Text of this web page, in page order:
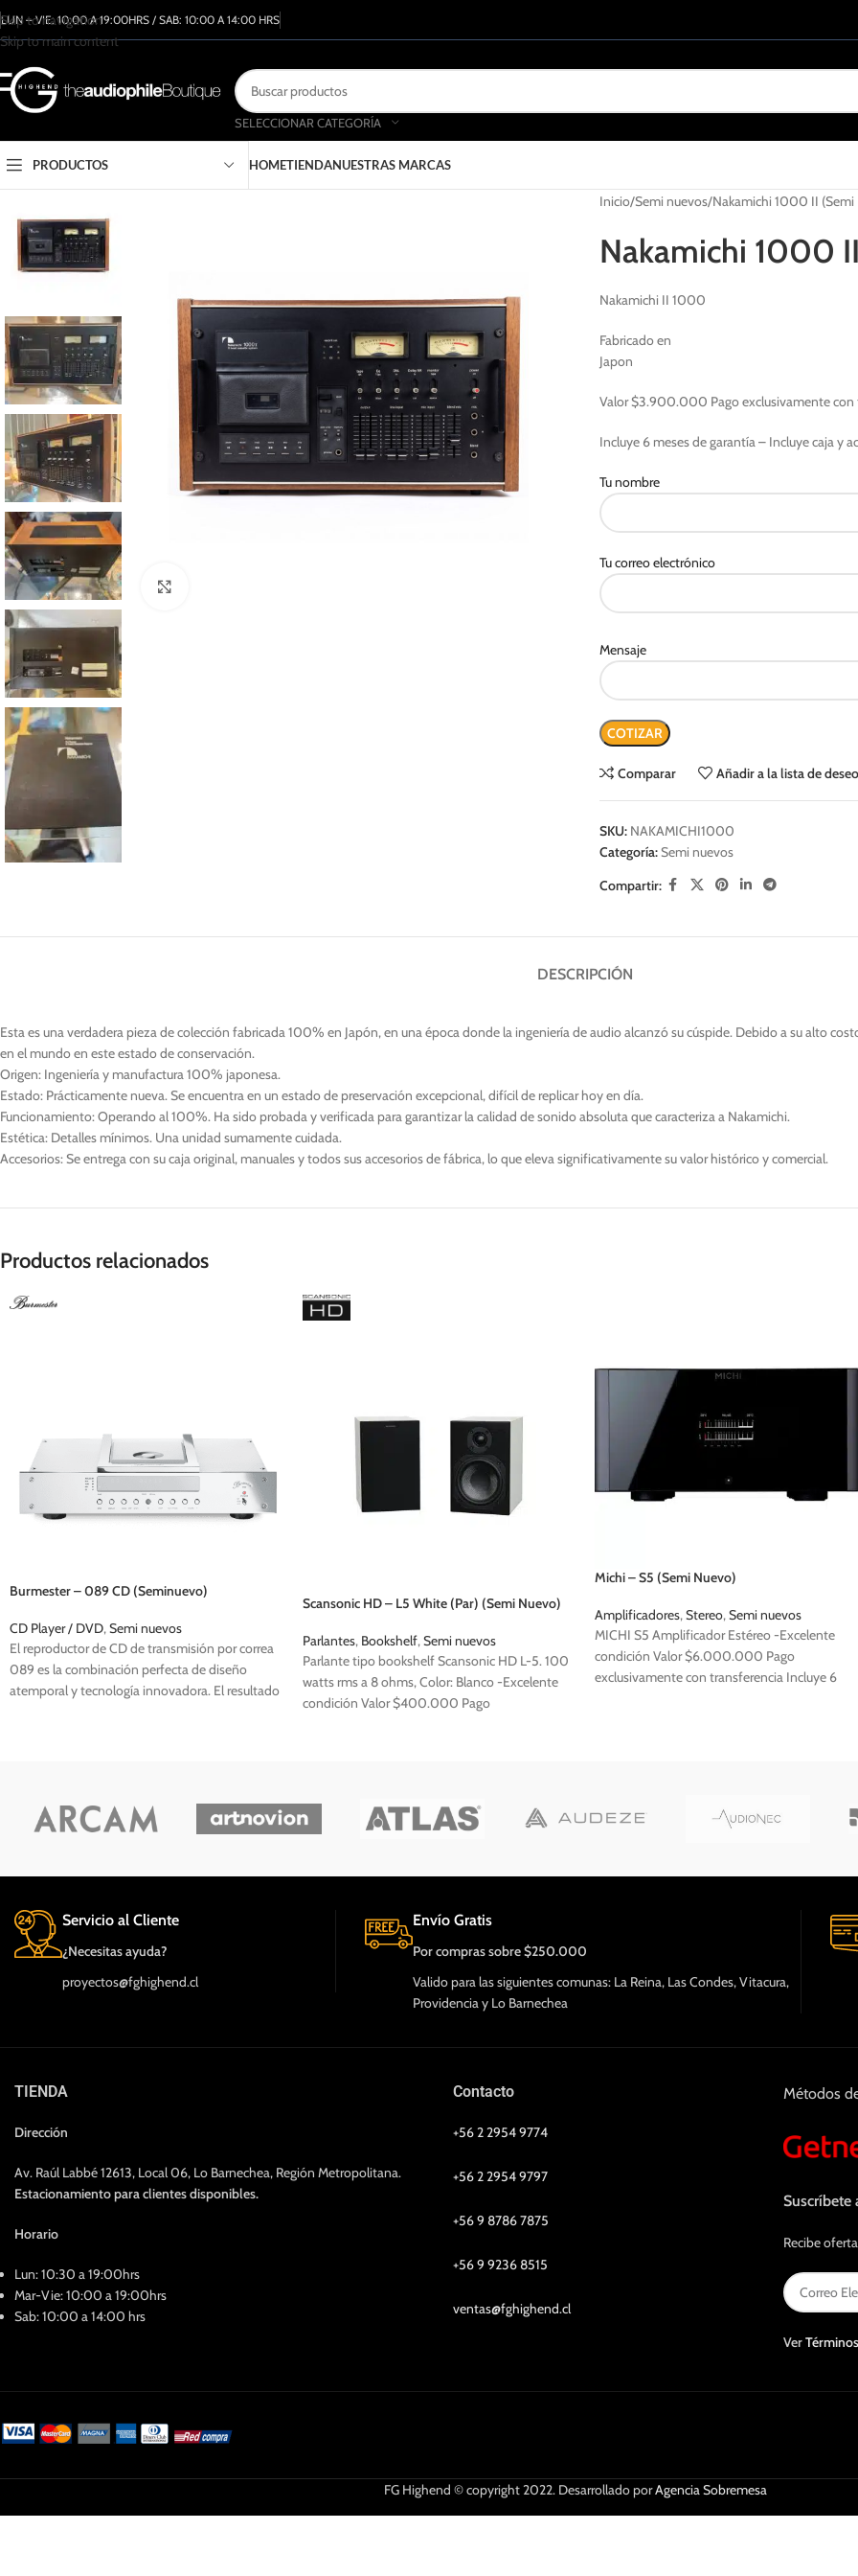
Skip to navigation
Skip to main content
LUN – VIE: 10:00 A 19:00HRS / SAB: 10:00 A 14:00 HRS
SELECCIONAR CATEGORÍA
PRODUCTOS HOMETIENDANUESTRAS MARCAS
Inicio Semi nuevos Nakamichi 1000 II (Semi
Nakamichi 1000
Nakamichi II 1000
Fabricado en
Japon
Valor $3.900.000 Pago exclusivamente con
Incluye 6 meses de garantía – Incluye caja y
Tu nombre
Tu correo electrónico
Mensaje
Comparar Añadir a la lista de
SKU: NAKAMICHI1000
Categoría:Semi nuevos
Compartir:
DESCRIPCIÓN
Esta es una verdadera pieza de colección fabricada 100% en Japón, en una época donde la ingeniería de audio alcanzó su cúspide. Debido a su alto
en el mundo en este estado de conservación.
Origen: Ingeniería y manufactura 100% japonesa.
Estado: Prácticamente nueva. Se encuentra en un estado de preservación excepcional, difícil de replicar hoy en día.
Funcionamiento: Operando al 100%. Ha sido probada y verificada para garantizar la calidad de sonido absoluta que caracteriza a Nakamichi.
Estética: Detalles mínimos. Una unidad sumamente cuidada.
Accesorios: Se entrega con su caja original, manuales y todos sus accesorios de fábrica, lo que eleva significativamente su valor histórico y comercial.
Productos relacionados
Burmester – 089 CD (Seminuevo)
CD Player / DVD,Semi nuevos
El reproductor de CD de transmisión por correa
089 es la combinación perfecta de diseño
atemporal y tecnología innovadora. El resultado
meses de garantía -
Tu nombre
Tu correo electrónico
Scansonic HD – L5 White (Par) (Semi Nuevo)
Parlantes, Bookshelf, Semi nuevos
Parlante tipo bookshelf Scansonic HD L-5. 100
watts rms a 8 ohms, Color: Blanco -Excelente
condición Valor $400.000 Pago
Tu correo electrónico
Michi – S5 (Semi Nuevo)
Amplificadores, Stereo, Semi nuevos
MICHI S5 Amplificador Estéreo -Excelente
condición Valor $6.000.000 Pago
exclusivamente con transferencia Incluye 6
Mensaje
Servicio al Cliente
¿Necesitas ayuda?
proyectos@fghighend.cl
Envío Gratis
Por compras sobre $250.000
Valido para las siguientes comunas: La Reina, Las Condes, Vitacura,
Providencia y Lo Barnechea
TIENDA
Dirección
Av. Raúl Labbé 12613, Local 06, Lo Barnechea, Región Metropolitana.
Estacionamiento para clientes disponibles.
Horario
Lun: 10:30 a 19:00hrs
Mar-Vie: 10:00 a 19:00hrs
Sab: 10:00 a 14:00 hrs
Contacto
+56 2 2954 9774
+56 2 2954 9797
+56 9 8786 7875
+56 9 9236 8515
ventas@fghighend.cl
Métodos
Suscríbete
Recibe
Ver
FG Highend © copyright 2022. Desarrollado porAgencia Sobremesa